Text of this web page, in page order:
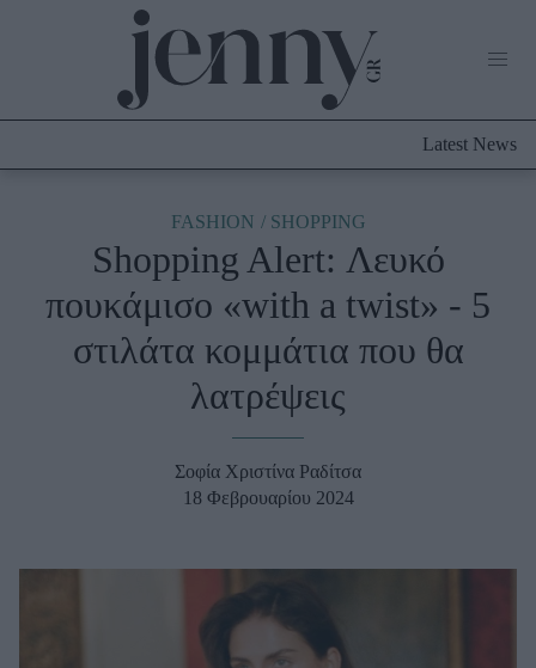
Culture
Fashion
Shopping
Styling Tips
Latest News
FASHION SHOPPING
Shopping Alert: Λευκό
πουκάμισο «with a twist» - 5
στιλάτα κομμάτια που θα
λατρέψεις
Σοφία Χριστίνα Ραδίτσα
18 Φεβρουαρίου 2024